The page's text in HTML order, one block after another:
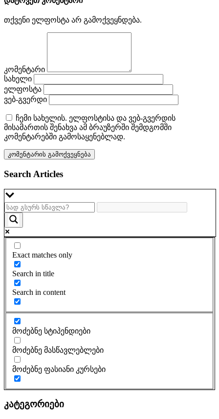
თქვენი ელფოსტა არ გამოქვეყნდება.
კომენტარი
სახელი
ელფოსტა
ვებ-გვერდი
ჩემი სახელის. ელფოსტისა და ვებ-გვერდის
მისამართის შენახვა ამ ბრაუზერში შემდგომში
კომენტარებში გამოსაყენებლად.
Search Articles
Exact matches only
Search in title
Search in content
მოძებნე სტიპენდიები
მოძებნე მასწავლებლები
მოძებნე ფასიანი კურსები
კატეგორიები